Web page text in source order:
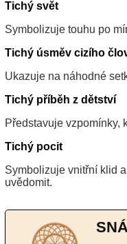
Tichý svět
Symbolizuje touhu po
Tichý úsměv cizího
Ukazuje na náhodné
Tichý příběh z dětství
Představuje vzpomínky,
Tichý pocit
Symbolizuje vnitřní klid
uvědomit.